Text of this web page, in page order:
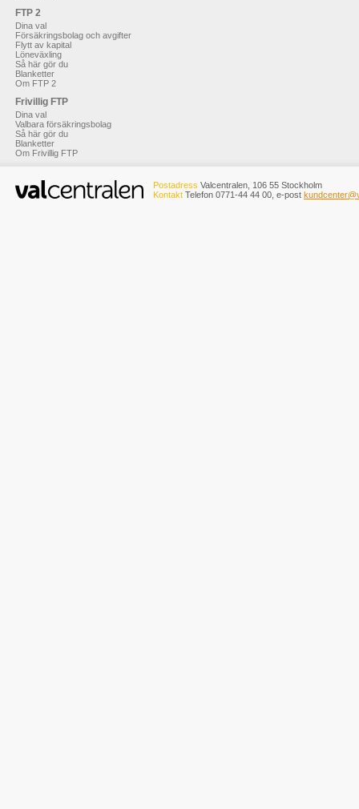
FTP 2
Dina val
Försäkringsbolag och avgifter
Flytt av kapital
Löneväxling
Så här gör du
Blanketter
Om FTP 2
Frivillig FTP
Dina val
Valbara försäkringsbolag
Så här gör du
Blanketter
Om Frivillig FTP
Postadress Valcentralen, 106 55 Stockholm
Kontakt Telefon 0771-44 44 00, e-post